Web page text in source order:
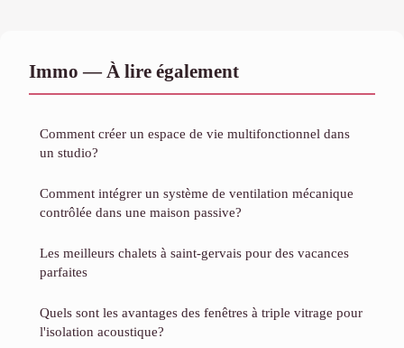
Immo — À lire également
Comment créer un espace de vie multifonctionnel dans
un studio?
Comment intégrer un système de ventilation mécanique
contrôlée dans une maison passive?
Les meilleurs chalets à saint-gervais pour des vacances
parfaites
Quels sont les avantages des fenêtres à triple vitrage pour
l'isolation acoustique?